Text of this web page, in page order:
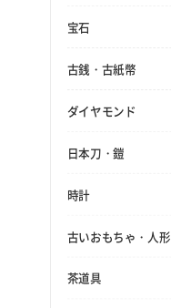
宝石
古銭・古紙幣
ダイヤモンド
日本刀・鎧
時計
古いおもちゃ・人形
茶道具